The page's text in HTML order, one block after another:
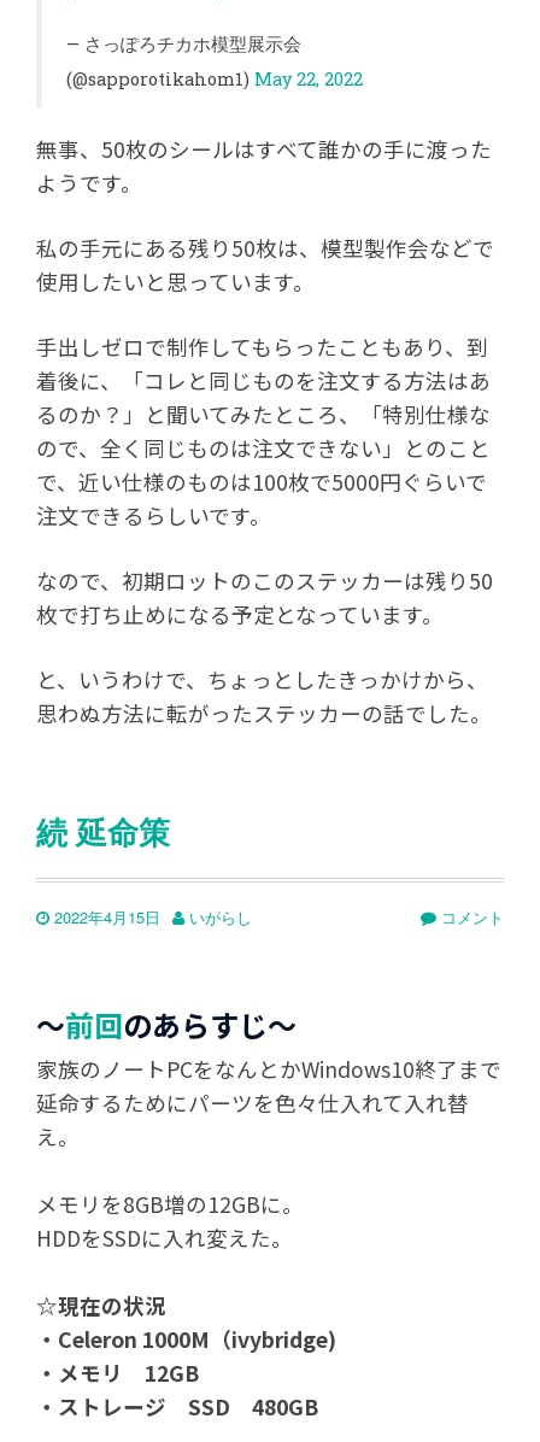
— さっぽろチカホ模型展示会
(@sapporotikahom1) May 22, 2022
無事、50枚のシールはすべて誰かの手に渡った
ようです。
私の手元にある残り50枚は、模型製作会などで
使用したいと思っています。
手出しゼロで制作してもらったこともあり、到
着後に、「コレと同じものを注文する方法はあ
るのか？」と聞いてみたところ、「特別仕様な
ので、全く同じものは注文できない」とのこと
で、近い仕様のものは100枚で5000円ぐらいで
注文できるらしいです。
なので、初期ロットのこのステッカーは残り50
枚で打ち止めになる予定となっています。
と、いうわけで、ちょっとしたきっかけから、
思わぬ方法に転がったステッカーの話でした。
続 延命策
2022年4月15日 いがらし コメント
～前回のあらすじ～
家族のノートPCをなんとかWindows10終了まで
延命するためにパーツを色々仕入れて入れ替
え。
メモリを8GB増の12GBに。
HDDをSSDに入れ変えた。
☆現在の状況
・Celeron 1000M（ivybridge)
・メモリ 12GB
・ストレージ SSD 480GB